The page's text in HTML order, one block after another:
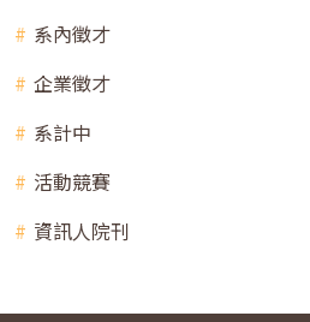
系內徵才
企業徵才
系計中
活動競賽
資訊人院刊